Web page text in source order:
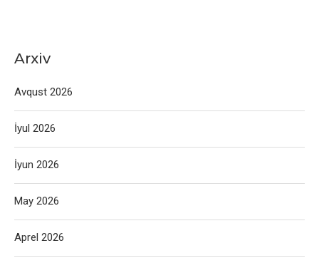
Arxiv
Avqust 2026
İyul 2026
İyun 2026
May 2026
Aprel 2026